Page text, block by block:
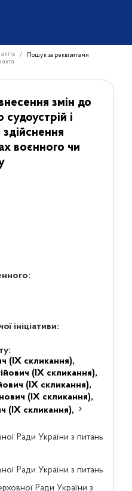
Пошук за реквізитами
акта
змін до
і
воєнного чи
ініціативи:
(IX скликання),
(IX скликання),
(IX скликання),
(IX скликання),
(IX скликання),
Ради України з питань
Ради України з питань
Ради України з